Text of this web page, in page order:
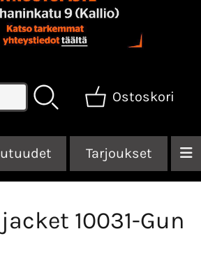
Ostoskori
Tarjoukset
10031-Gun